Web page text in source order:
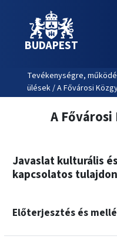
BUDAPEST
Tevékenységre,
ülések / A Fővárosi
A
Javaslat kulturális
kapcsolatos
Előterjesztés és